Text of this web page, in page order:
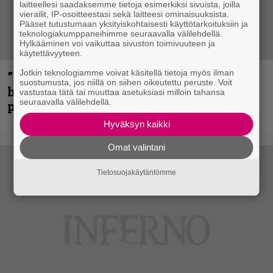
”Mitalini näyttää ihan plektralta” –
huippu-uimari jamittelee Megadethiä
palkinnollaan
laitteellesi saadaksemme tietoja esimerkiksi sivuista, joilla
vierailit, IP-osoitteestasi sekä laitteesi ominaisuuksista.
Pääset tutustumaan yksityiskohtaisesti käyttötarkoituksiin ja
teknologiakumppaneihimme seuraavalla välilehdellä.
Hylkääminen voi vaikuttaa sivuston toimivuuteen ja
käytettävyyteen.
Jotkin teknologiamme voivat käsitellä tietoja myös ilman
suostumusta, jos niillä on siihen oikeutettu peruste. Voit
vastustaa tätä tai muuttaa asetuksiasi milloin tahansa
seuraavalla välilehdellä.
Hyväksyn kaikki
Omat valintani
Tietosuojakäytäntömme